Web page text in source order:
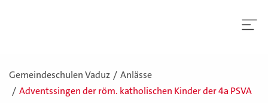
Gemeindeschulen Vaduz
Anlässe
Adventssingen der röm. katholischen Kinder der 4a PSVA